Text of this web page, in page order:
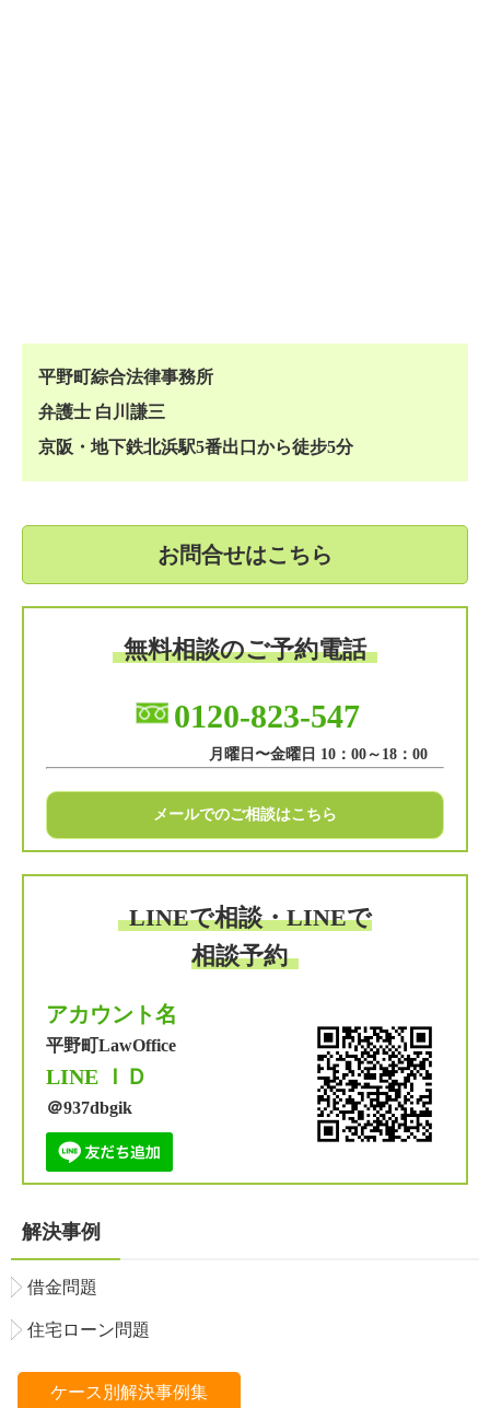
平野町綜合法律事務所
弁護士 白川謙三
京阪・地下鉄北浜駅5番出口から徒步5分
お問合せはこちら
無料相談のご予約電話
0120-823-547
月曜日〜金曜日 10：00～18：00
メールでのご相談はこちら
LINEで相談・LINEで
相談予約
アカウント名
平野町LawOffice
LINE ＩＤ
＠937dbgik
解決事例
借金問題
住宅ローン問題
ケース別解決事例集